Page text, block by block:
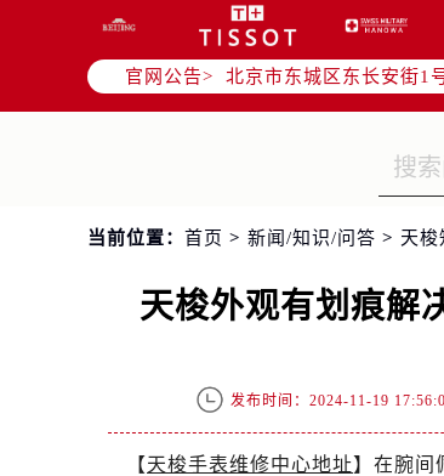
官网公告>
北京市朝阳区建国门外
北京市朝阳区建国门外
北京市东城区东长安街1
节假日正常营业！
当前位置： 首页 > 新闻/知识/问答 > 天梭
天梭外观有划痕解
发布时间：2024-11-19
【天梭手表维修中心地址】在腕间